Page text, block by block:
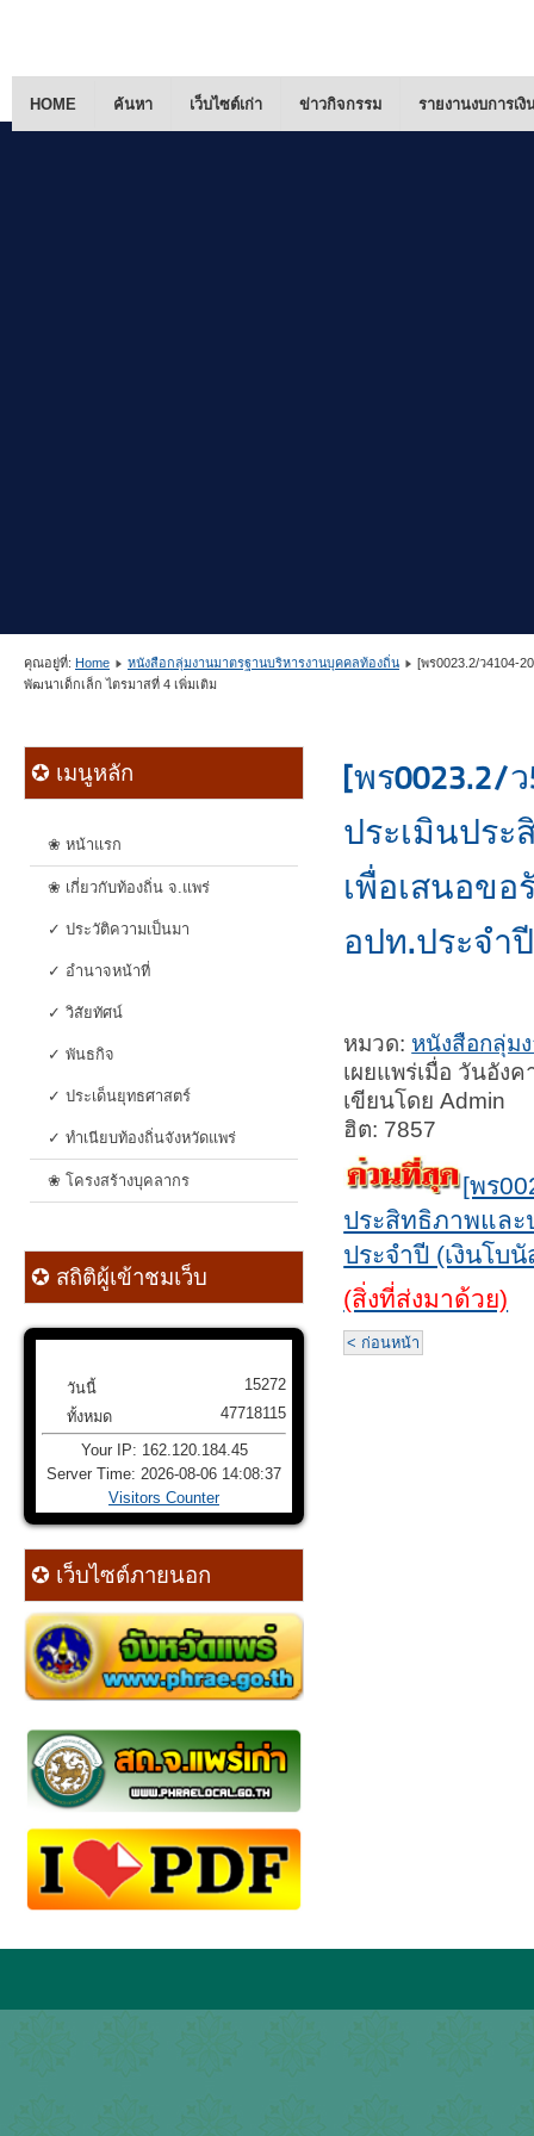
HOME ค้นหา เว็บไซต์เก่า ข่าวกิจกรรม รายงานงบการเงิ
คุณอยู่ที่: Home หนังสือกลุ่มงานมาตรฐานบริหารงานบุคคลท้องถิ่น
[พร0023.2/ว4104-
พัฒนาเด็กเล็ก ไตรมาสที่ 4 เพิ่มเติม
✪ เมนูหลัก
❀ หน้าแรก
❀ เกี่ยวกับท้องถิ่น จ.แพร่
✓ ประวัติความเป็นมา
✓ อำนาจหน้าที่
✓ วิสัยทัศน์
✓ พันธกิจ
✓ ประเด็นยุทธศาสตร์
✓ ทำเนียบท้องถิ่นจังหวัดแพร่
❀ โครงสร้างบุคลากร
✪ สถิติผู้เข้าชมเว็บ
วันนี้
ทั้งหมด
15272
47718115
Your IP: 162.120.184.45
Server Time: 2026-08-06 14:08:37
Visitors Counter
✪ เว็บไซต์ภายนอก
[พร0023.2/
ประเมินปร
เพื่อเสนอขอ
อปท.ประจำ
หมวด: หนังสือกลุ่ม
เผยแพร่เมื่อ วันอัง
เขียนโดย Admin
ฮิต: 7857
[พร
ประสิทธิภาพและ
ประจำปี (เงินโบ
(สิ่งที่ส่งมาด้วย)
< ก่อนหน้า